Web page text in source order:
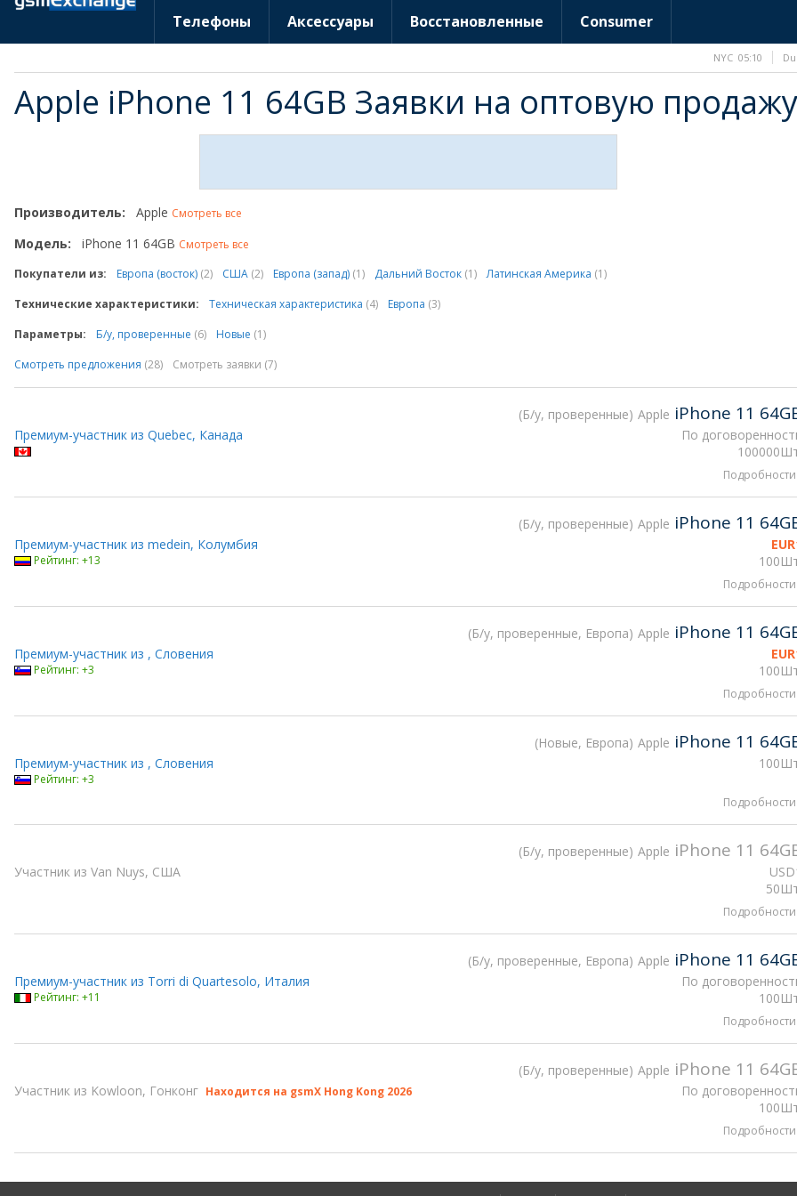
Телефоны Аксессуары Восстановленные Consumer
Apple iPhone 11 64GB Заявки на оптовую продажу
Производитель: Apple Смотреть все
Модель: iPhone 11 64GB Смотреть все
Покупатели из:
Европа (восток) (2) США (2) Европа (запад) (1) Дальний Восток (1) Латинская Америка (1)
Технические характеристики:
Техническая характеристика (4) Европа (3)
Параметры:
Б/у, проверенные (6) Новые (1)
Смотреть предложения (28) Смотреть заявки (7)
Б/у, проверенные Apple iPhone 11
По
Премиум-участник из Quebec, Канада
Подробности
Б/у, проверенные Apple iPhone 11
EUR
Премиум-участник из medein, Колумбия
Рейтинг: +13
Подробности
Б/у, проверенные, Европа Apple iPhone 11
EUR
Премиум-участник из , Словения
Рейтинг: +3
Подробности
Новые, Европа Apple iPhone 11
Премиум-участник из , Словения
Рейтинг: +3
Подробности
Б/у, проверенные Apple iPhone 11
USD
Участник из Van Nuys, США
Подробности
Б/у, проверенные, Европа Apple iPhone 11
По
Премиум-участник из Torri di Quartesolo, Италия
Рейтинг: +11
Подробности
Б/у, проверенные Apple iPhone 11
По
Участник из Kowloon, Гонконг Находится на gsmX Hong Kong 2026
Подробности
NYC 05:10